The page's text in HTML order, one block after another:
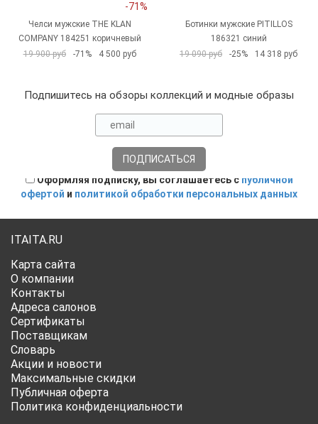
-71%
Челси мужские THE KLAN
COMPANY 184251 коричневый
19 900 руб
-71% 4 500 руб
Ботинки мужские PITILLOS
186321 синий
19 090 руб
-25% 14 318 руб
Подпишитесь на обзоры коллекций и модные образы
Оформляя подписку, вы соглашаетесь с публичной
офертой и политикой обработки персональных данных
ITAITA.RU
Карта сайта
О компании
Контакты
Адреса салонов
Сертификаты
Поставщикам
Словарь
Акции и новости
Максимальные скидки
Публичная оферта
Политика конфиденциальности